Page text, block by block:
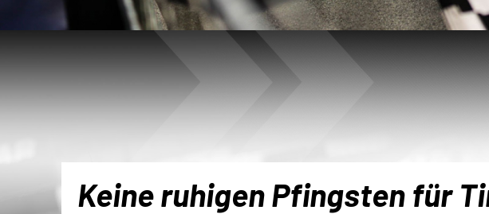
Keine ruhigen Pfingsten für